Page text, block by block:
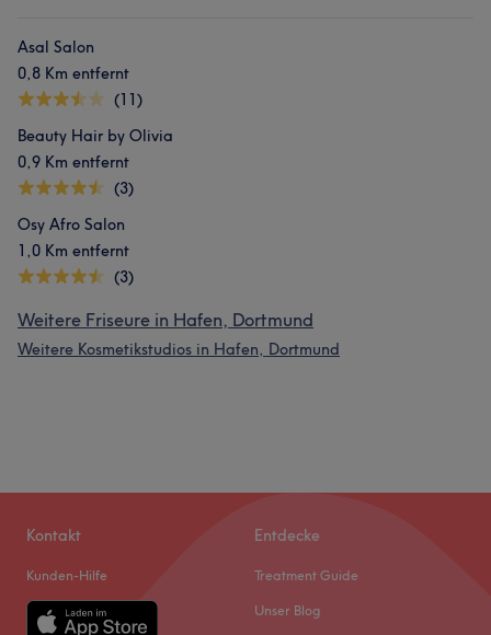
Asal Salon
0,8 Km entfernt
(11)
Beauty Hair by Olivia
0,9 Km entfernt
(3)
Osy Afro Salon
1,0 Km entfernt
(3)
Weitere Friseure in Hafen, Dortmund
Weitere Kosmetikstudios in Hafen, Dortmund
Kontakt
Kunden-Hilfe
Entdecke
Treatment Guide
Unser Blog